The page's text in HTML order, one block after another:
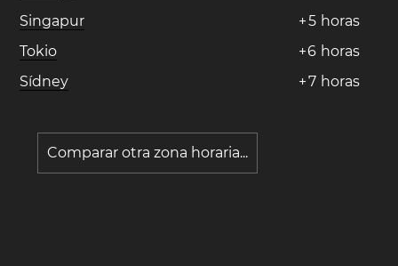
Singapur
+5 horas
Tokio
+6 horas
Sídney
+7 horas
Comparar otra zona horaria...